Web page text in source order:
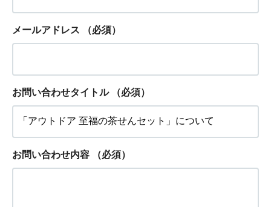
メールアドレス （必須）
お問い合わせタイトル （必須）
お問い合わせ内容 （必須）